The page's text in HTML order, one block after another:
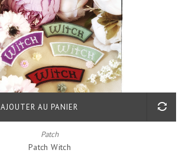
Patch
Patch Witch
AJOUTER AU PANIER